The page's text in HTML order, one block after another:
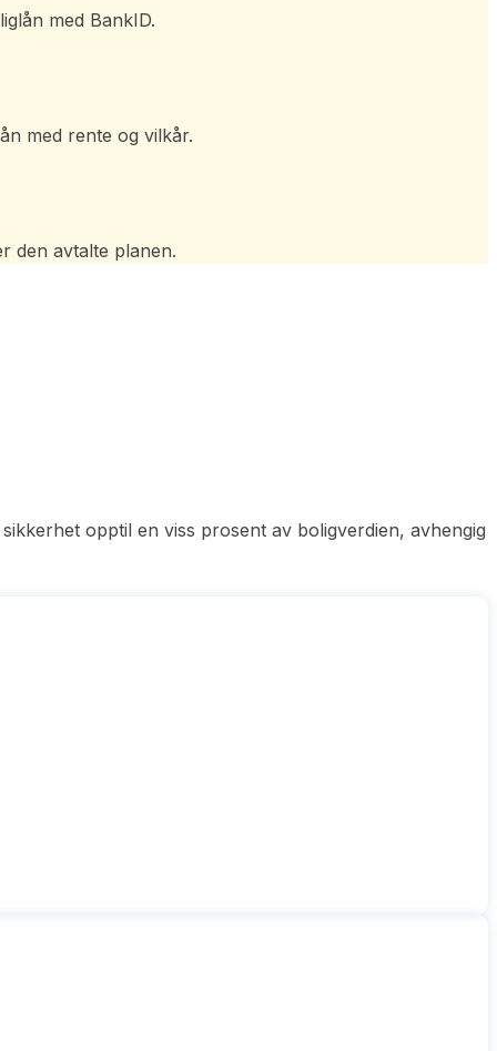
med BankID.
med rente og vilkår.
den avtalte planen.
opptil en viss prosent av boligverdien, avhengig